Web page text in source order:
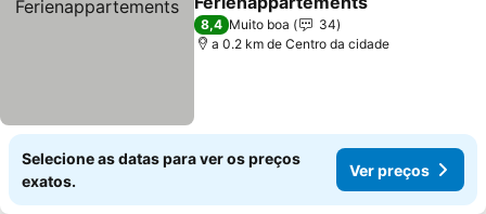
Ver preços
8,4 Muito boa
34
a 0.2 km de Centro da cidade
Selecione as datas para ver os preços
exatos.
Ver preços